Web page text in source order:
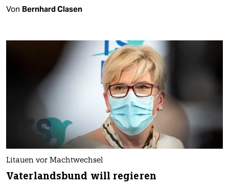
Von Bernhard Clasen
Litauen vor Machtwechsel
Vaterlandsbund will regieren